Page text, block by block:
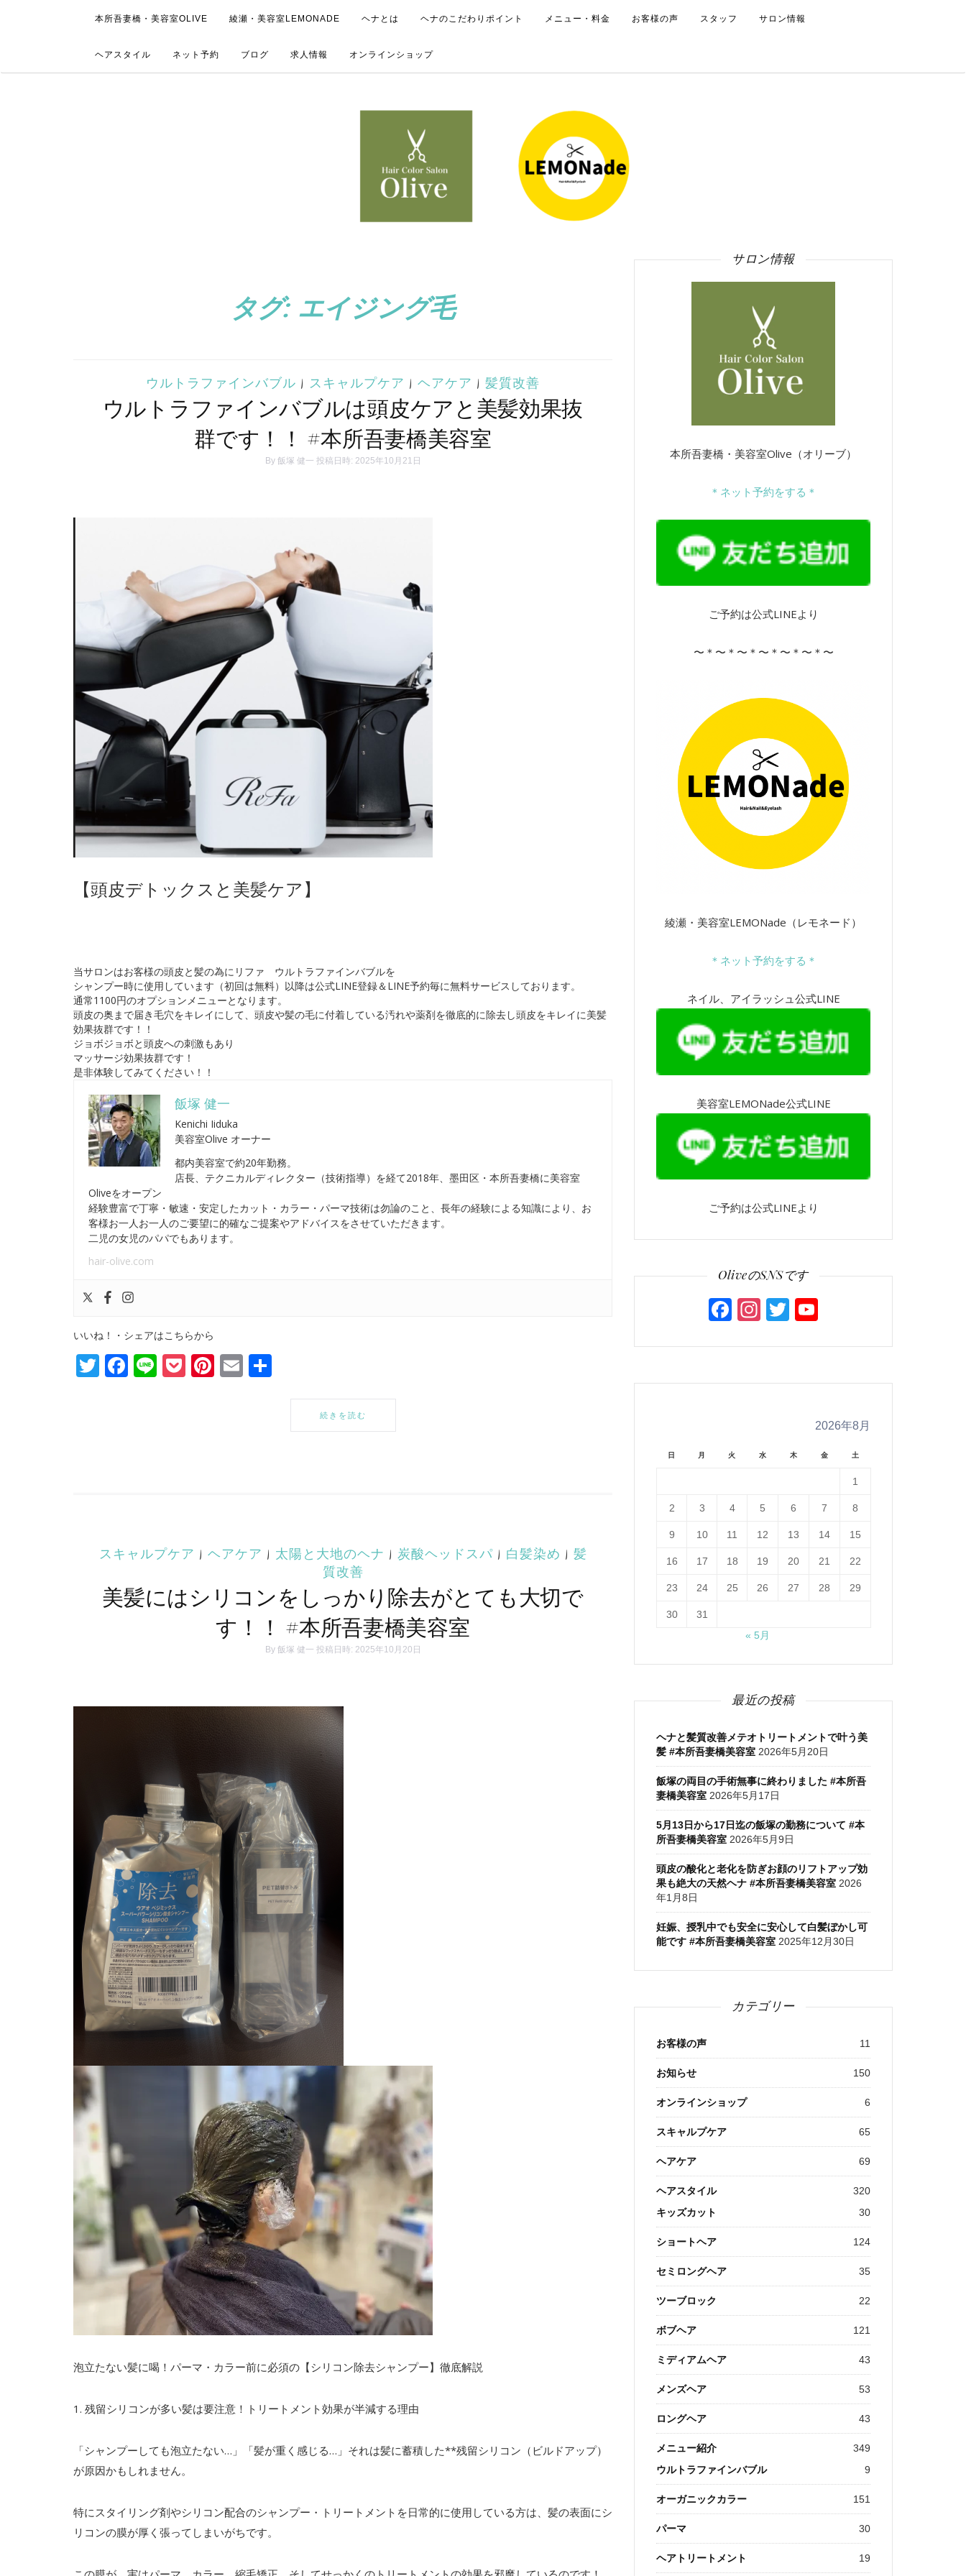
本所吾妻橋・美容室OLIVE 綾瀬・美容室LEMONADE ヘナとは ヘナのこだわりポイント メニュー・料金 お客様の声 スタッフ サロン情報
ヘアスタイル ネット予約 ブログ 求人情報 オンラインショップ
タグ: エイジング毛
ウルトラファインバブル | スキャルプケア | ヘアケア | 髪質改善
ウルトラファインバブルは頭皮ケアと美髪効果抜
群です！！ #本所吾妻橋美容室
By 飯塚 健一 投稿日時: 2025年10月21日
【頭皮デトックスと美髪ケア】
当サロンはお客様の頭皮と髪の為にリファ ウルトラファインバブルを
シャンプー時に使用しています（初回は無料）以降は公式LINE登録＆LINE予約毎に無料サービスしております。
通常1100円のオプションメニューとなります。
頭皮の奥まで届き毛穴をキレイにして、頭皮や髪の毛に付着している汚れや薬剤を徹底的に除去し頭皮をキレイに美髪
効果抜群です！！
ジョボジョボと頭皮への刺激もあり
マッサージ効果抜群です！
是非体験してみてください！！
飯塚 健一
Kenichi Iiduka
美容室Olive オーナー
都内美容室で約20年勤務。
店長、テクニカルディレクター（技術指導）を経て2018年、墨田区・本所吾妻橋に美容室
Oliveをオープン
経験豊富で丁寧・敏速・安定したカット・カラー・パーマ技術は勿論のこと、長年の経験による知識により、お
客様お一人お一人のご要望に的確なご提案やアドバイスをさせていただきます。
二児の女児のパパでもあります。
hair-olive.com
いいね！・シェアはこちらから
Twitter
Facebook
LinePocket
Pinterest
Email
続きを読む
スキャルプケア | ヘアケア | 太陽と大地のヘナ | 炭酸ヘッドスパ| 白髪染め | 髪
質改善
美髪にはシリコンをしっかり除去がとても大切で
す！！ #本所吾妻橋美容室
By 飯塚 健一 投稿日時: 2025年10月20日
泡立たない髪に喝！パーマ・カラー前に必須の【シリコン除去シャンプー】徹底解説
1. 残留シリコンが多い髪は要注意！トリートメント効果が半減する理由
「シャンプーしても泡立たない…」「髪が重く感じる…」それは髪に蓄積した**残留シリコン（ビルドアップ）
が原因かもしれません。
特にスタイリング剤やシリコン配合のシャンプー・トリートメントを日常的に使用している方は、髪の表面にシ
リコンの膜が厚く張ってしまいがちです。
サロン情報
本所吾妻橋・美容室Olive（オリーブ）
＊ネット予約をする＊
ご予約は公式LINEより
〜＊〜＊〜＊〜＊〜＊〜＊〜
綾瀬・美容室LEMONade（レモネード）
＊ネット予約をする＊
ネイル、アイラッシュ公式LINE
美容室LEMONade公式LINE
ご予約は公式LINEより
OliveのSNSです
Facebook
Instagram
Twitter
2026年8月
日 月 火 水 木 金 土
1
2 3 4 5 6 7 8
9 10 11 12 13 14 15
16 17 18 19 20 21 22
23 24 25 26 27 28 29
30
31
« 5月
最近の投稿
ヘナと髪質改善メテオトリートメントで叶う美
髪 #本所吾妻橋美容室 2026年5月20日
飯塚の両目の手術無事に終わりました #本所吾
妻橋美容室 2026年5月17日
5月13日から17日迄の飯塚の勤務について #本
所吾妻橋美容室 2026年5月9日
頭皮の酸化と老化を防ぎお顔のリフトアップ効
果も絶大の天然ヘナ #本所吾妻橋美容室 2026
年1月8日
妊娠、授乳中でも安全に安心して白髪ぼかし可
能です #本所吾妻橋美容室 2025年12月30日
カテゴリー
お客様の声 11
お知らせ 150
オンラインショップ 6
スキャルプケア 65
ヘアケア 69
ヘアスタイル
320
キッズカット
30
ショートヘア 124
セミロングヘア 35
ツーブロック 22
ボブヘア 121
ミディアムヘア 43
メンズヘア 53
ロングヘア 43
メニュー紹介
349
ウルトラファインバブル
9
オーガニックカラー 151
パーマ 30
ヘアトリートメント 19